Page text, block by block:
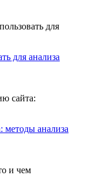
для анализа
методы анализа